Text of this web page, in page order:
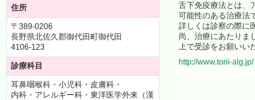
住所
〒389-0206
長野県北佐久郡御代田町御代田
4106-123
診療科目
耳鼻咽喉科・小児科・皮膚科・
内科・アレルギー科・東洋医学外来（漢
舌下免疫療法とは、
可能性のある治療法
詳しくは診察の際に
尚、治療にあたりま
上で受診をお願いい
http://www.torii-alg.jp/